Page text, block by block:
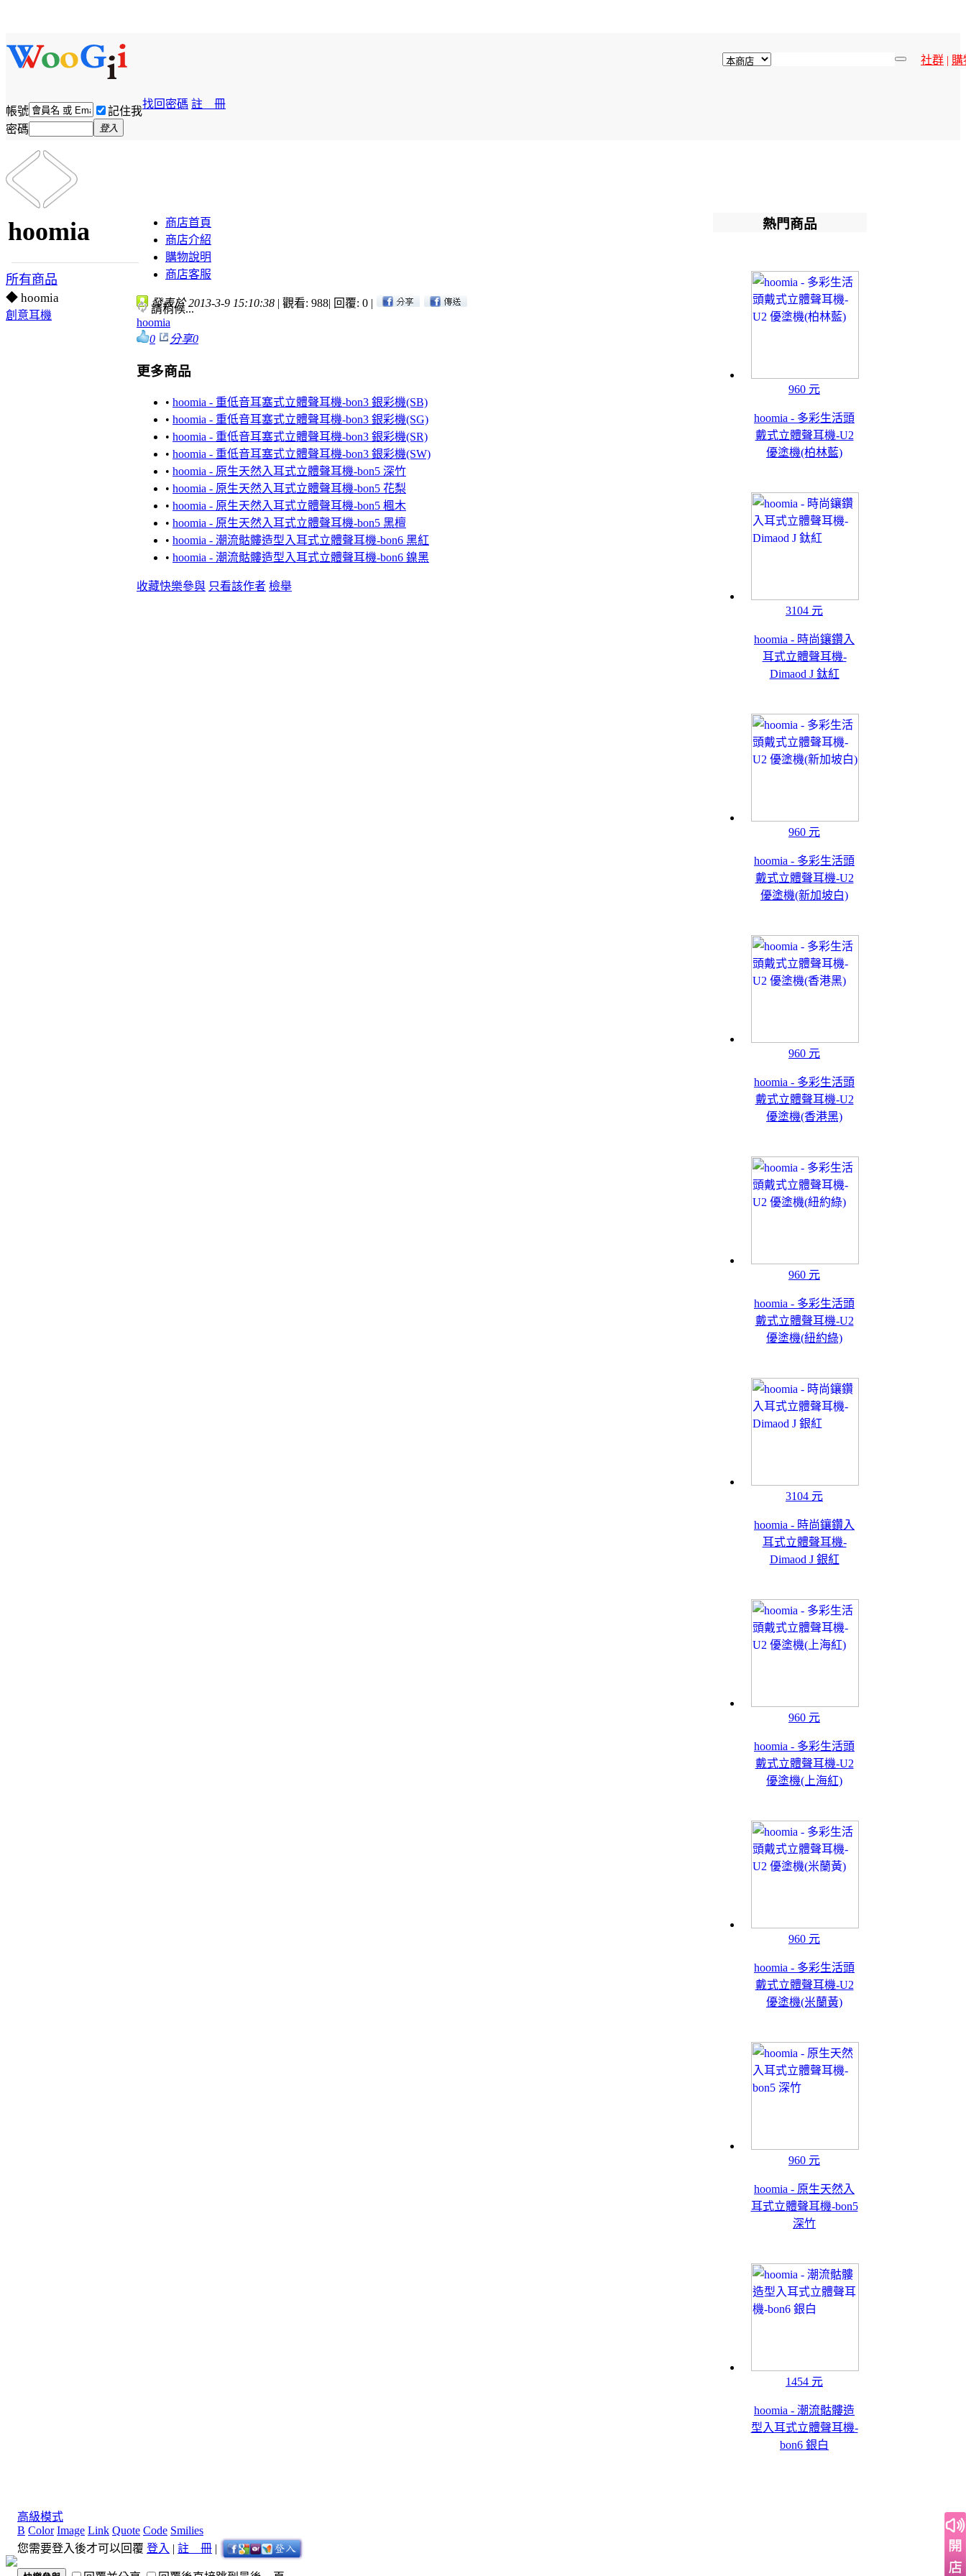
社群 | 購
帳號 記住我
找回密碼 註 冊
密碼 登入
hoomia
所有商品
◆ hoomia
創意耳機
商店首頁
商店介紹
購物說明
商店客服
發表於 2013-3-9 15:10:38 | 觀看: 988| 回覆: 0 |
請稍候...
hoomia
0
分享0
更多商品
• hoomia - 重低音耳塞式立體聲耳機-bon3 銀彩機(SB)
• hoomia - 重低音耳塞式立體聲耳機-bon3 銀彩機(SG)
• hoomia - 重低音耳塞式立體聲耳機-bon3 銀彩機(SR)
• hoomia - 重低音耳塞式立體聲耳機-bon3 銀彩機(SW)
• hoomia - 原生天然入耳式立體聲耳機-bon5 深竹
• hoomia - 原生天然入耳式立體聲耳機-bon5 花梨
• hoomia - 原生天然入耳式立體聲耳機-bon5 楓木
• hoomia - 原生天然入耳式立體聲耳機-bon5 黑檀
• hoomia - 潮流骷髏造型入耳式立體聲耳機-bon6 黑紅
• hoomia - 潮流骷髏造型入耳式立體聲耳機-bon6 鎳黑
收藏快樂參與 只看該作者 檢舉
熱門商品
960 元
hoomia - 多彩生活頭
戴式立體聲耳機-U2
優塗機(柏林藍)
3104 元
hoomia - 時尚鑲鑽入
耳式立體聲耳機-
Dimaod J 鈦紅
960 元
hoomia - 多彩生活頭
戴式立體聲耳機-U2
優塗機(新加坡白)
960 元
hoomia - 多彩生活頭
戴式立體聲耳機-U2
優塗機(香港黑)
960 元
hoomia - 多彩生活頭
戴式立體聲耳機-U2
優塗機(紐約綠)
3104 元
hoomia - 時尚鑲鑽入
耳式立體聲耳機-
Dimaod J 銀紅
960 元
hoomia - 多彩生活頭
戴式立體聲耳機-U2
優塗機(上海紅)
960 元
hoomia - 多彩生活頭
戴式立體聲耳機-U2
優塗機(米蘭黃)
960 元
hoomia - 原生天然入
耳式立體聲耳機-bon5
深竹
1454 元
hoomia - 潮流骷髏造
型入耳式立體聲耳機-
bon6 銀白
高級模式
B Color Image Link Quote Code Smilies
您需要登入後才可以回覆 登入 | 註 冊 |